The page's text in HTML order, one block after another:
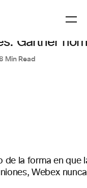
Gartner
Min Read
de la forma en
, Webex